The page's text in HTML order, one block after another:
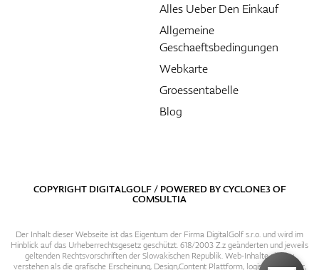
Alles Ueber Den Einkauf
Allgemeine
Geschaeftsbedingungen
Webkarte
Groessentabelle
Blog
COPYRIGHT DIGITALGOLF / POWERED BYCYCLONE3OF
COMSULTIA
Der Inhalt dieser Webseite ist das Eigentum der Firma DigitalGolf s.r.o. und wird im
Hinblick auf das Urheberrechtsgesetz geschützt. 618/2003 Z.z geänderten und jeweils
geltenden Rechtsvorschriften der Slowakischen Republik. Web-Inhalte sind zu
verstehen als die grafische Erscheinung, Design,Content Plattform, logische Struktur,